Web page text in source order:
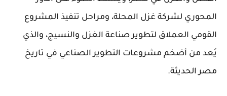
المحوري لشركة غزل المحلة، ومراحل تنفيذ المشروع
القومي العملاق لتطوير صناعة الغزل والنسيج، والذي
يُعد من أضخم مشروعات التطوير الصناعي في تاريخ
مصر الحديثة.